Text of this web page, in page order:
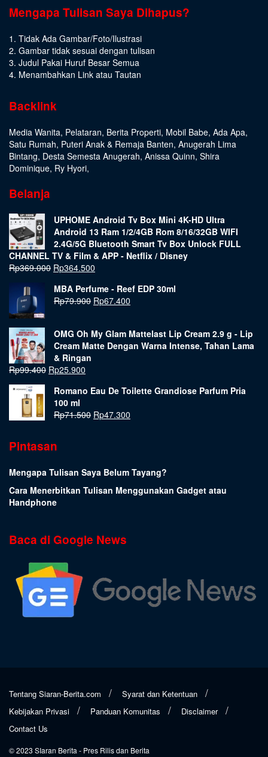
Mengapa Tulisan Saya Dihapus?
1. Tidak Ada Gambar/Foto/Ilustrasi
2. Gambar tidak sesuai dengan tulisan
3. Judul Pakai Huruf Besar Semua
4. Menambahkan Link atau Tautan
Backlink
Media Wanita, Pelataran, Berita Properti, Mobil Babe, Ada Apa,
Satu Rumah, Puteri Anak & Remaja Banten, Anugerah Lima
Bintang, Desta Semesta Anugerah, Anissa Quinn, Shira
Dominique, Ry Hyori,
Belanja
UPHOME Android Tv Box Mini 4K-HD Ultra
Android 13 Ram 1/2/4GB Rom 8/16/32GB WIFI
2.4G/5G Bluetooth Smart Tv Box Unlock FULL
CHANNEL TV & Film & APP - Netflix / Disney
Rp369.000 Rp364.500
MBA Perfume - Reef EDP 30ml
Rp79.900 Rp67.400
OMG Oh My Glam Mattelast Lip Cream 2.9 g - Lip
Cream Matte Dengan Warna Intense, Tahan Lama
& Ringan
Rp99.400 Rp25.900
Romano Eau De Toilette Grandiose Parfum Pria
100 ml
Rp71.500 Rp47.300
Pintasan
Mengapa Tulisan Saya Belum Tayang?
Cara Menerbitkan Tulisan Menggunakan Gadget atau
Handphone
Baca di Google News
Tentang Siaran-Berita.com
Syarat dan Ketentuan
Kebijakan Privasi
Panduan Komunitas
Disclaimer
Contact Us
© 2023 SIaran Berita - Pres Rilis dan Berita